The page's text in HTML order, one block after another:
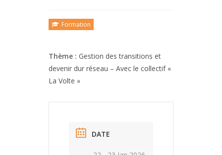
Formation
Thème : Gestion des transitions et
devenir dur réseau – Avec le collectif «
La Volte »
DATE